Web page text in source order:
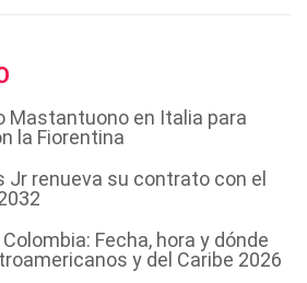
Mastantuono en Italia para
la Fiorentina
Jr renueva su contrato con el
Fecha, hora y dónde
y del Caribe 2026